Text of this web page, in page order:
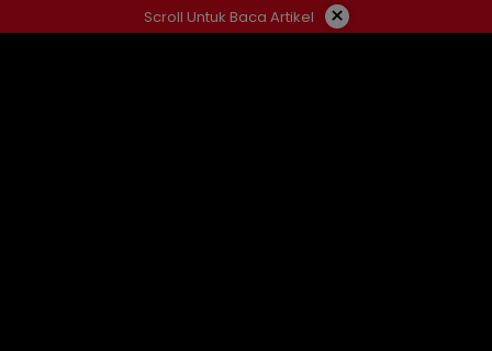
ke
Scroll Untuk Baca Artikel ×